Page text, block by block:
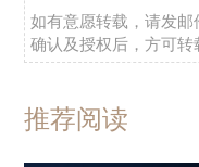
如有意愿转载，请发邮
确认及授权后，方可转
推荐阅读